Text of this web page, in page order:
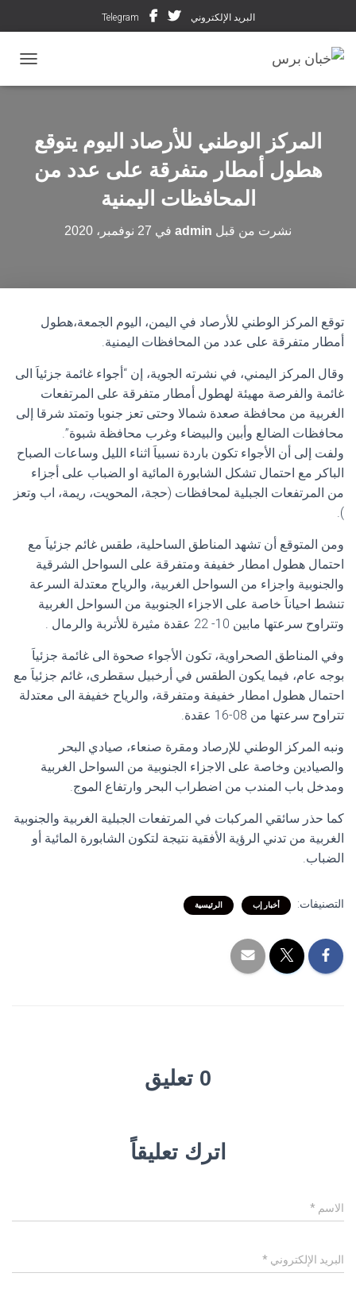
البريد الإلكتروني Telegram
المركز الوطني للأرصاد اليوم يتوقع
هطول أمطار متفرقة على عدد من
المحافظات اليمنية
نشرت من قبل admin في 27 نوفمبر، 2020
توقع المركز الوطني للأرصاد في اليمن، اليوم الجمعة،هطول
أمطار متفرقة على عدد من المحافظات اليمنية.
وقال المركز اليمني، في نشرته الجوية، إن “أجواء غائمة جزئياَ الى
غائمة والفرصة مهيئة لهطول أمطار متفرقة على المرتفعات
الغربية من محافظة صعدة شمالا وحتى تعز جنوبا وتمتد شرقا إلى
محافظات الضالع وأبين والبيضاء وغرب محافظة شبوة”.
ولفت إلى أن الأجواء تكون باردة نسبياَ اثناء الليل وساعات الصباح
الباكر مع احتمال تشكل الشابورة المائية او الضباب على أجزاء
من المرتفعات الجبلية لمحافظات (حجة، المحويت، ريمة، اب وتعز
).
ومن المتوقع أن تشهد المناطق الساحلية، طقس غائم جزئياَ مع
احتمال هطول امطار خفيفة ومتفرقة على السواحل الشرقية
والجنوبية واجزاء من السواحل الغربية، والرياح معتدلة السرعة
تنشط احياناَ خاصة على الاجزاء الجنوبية من السواحل الغربية
وتتراوح سرعتها مابين 10- 22 عقدة مثيرة للأتربة والرمال .
وفي المناطق الصحراوية، تكون الأجواء صحوة الى غائمة جزئياَ
بوجه عام، فيما يكون الطقس في أرخبيل سقطرى، غائم جزئياَ مع
احتمال هطول امطار خفيفة ومتفرقة، والرياح خفيفة الى معتدلة
تتراوح سرعتها من 08-16 عقدة.
ونبه المركز الوطني للإرصاد ومقرة صنعاء، صيادي البحر
والصيادين وخاصة على الاجزاء الجنوبية من السواحل الغربية
ومدخل باب المندب من اضطراب البحر وارتفاع الموج.
كما حذر سائقي المركبات في المرتفعات الجبلية الغربية والجنوبية
الغربية من تدني الرؤية الأفقية نتيجة لتكون الشابورة المائية أو
الضباب.
التصنيفات: أخبار إب الرئيسية
0 تعليق
اترك تعليقاً
الاسم *
البريد الإلكتروني *